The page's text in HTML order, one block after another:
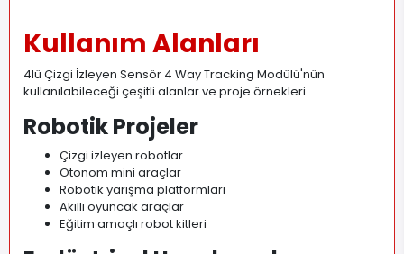
Kullanım Alanları
4lü Çizgi İzleyen Sensör 4 Way Tracking Modülü'nün
kullanılabileceği çeşitli alanlar ve proje örnekleri.
Robotik Projeler
Çizgi izleyen robotlar
Otonom mini araçlar
Robotik yarışma platformları
Akıllı oyuncak araçlar
Eğitim amaçlı robot kitleri